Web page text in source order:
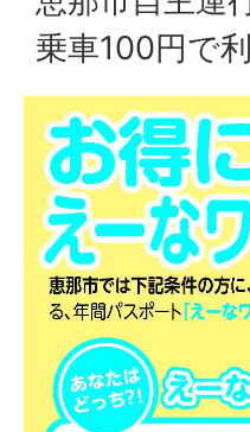
乗車100円で